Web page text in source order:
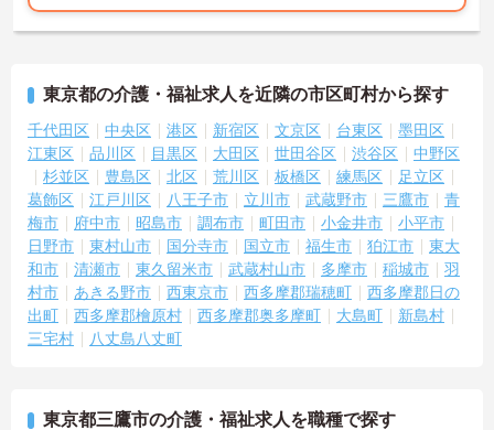
東京都の介護・福祉求人を近隣の市区町村から探す
千代田区 中央区 港区 新宿区 文京区 台東区
墨田区
江東区
品川区 目黒区 大田区 世田谷区 渋谷区
中野区
杉並区
豊島区 北区 荒川区 板橋区 練馬区
足立区
葛飾区
江戸川区 八王子市 立川市 武蔵野市 三鷹市
青
梅市
府中市 昭島市 調布市 町田市 小金井市
小平市
日野市
東村山市 国分寺市 国立市 福生市 狛江市
東大
和市
清瀬市 東久留米市 武蔵村山市 多摩市 稲城市
羽
村市
あきる野市 西東京市 西多摩郡瑞穂町
西多摩郡日の
出町
西多摩郡檜原村 西多摩郡奥多摩町 大島町
新島村
三宅村
八丈島八丈町
東京都三鷹市の介護・福祉求人を職種で探す